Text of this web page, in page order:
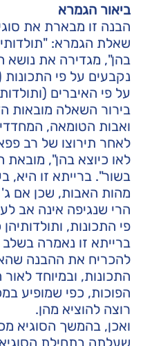
ביאור הגמרא
הבנה זו מבארת את
שאלת הגמרא:
בהן", מגדירה את נושא
נקבעים על פי התכונות
על פי האיברים
בירור השאלה מובאות
ואבות הטומאה,
לאחר תירוצו של רב
לאו כיוצא בהן", מובאת
בשור". ברייתא זו
מהות האבות, שכן אם
הרי שנגיפה אינה אב
פי התכונות,
ברייתא זו נאמרה
להכריח את ההבנה
התכונות, ובמיוחד
הפוכות, כפי שמופיע
רוצה להוציא מהן.
ואכן, בהמשך הסוגיא
שעלתה בתחילת